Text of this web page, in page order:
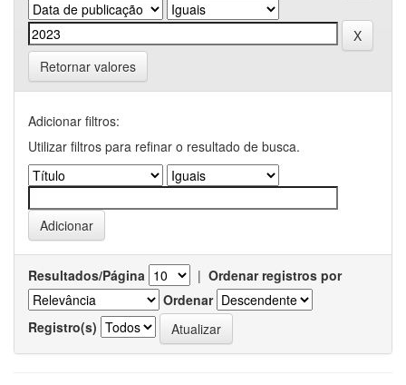
Retornar valores
Adicionar filtros:
Utilizar filtros para refinar o resultado de busca.
Resultados/Página | Ordenar registros por
Ordenar
Registro(s)